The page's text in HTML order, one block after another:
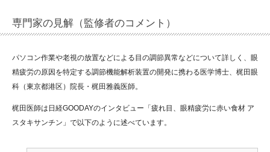
専門家の見解（監修者のコメント）
パソコン作業や老視の放置などによる目の調節異常などについて詳しく、眼
精疲労の原因を特定する調節機能解析装置の開発に携わる医学博士、梶田眼
科（東京都港区）院長・梶田雅義医師。
梶田医師は日経GOODAYのインタビュー「疲れ目、眼精疲労に赤い食材 ア
スタキサンチン」で以下のように述べています。